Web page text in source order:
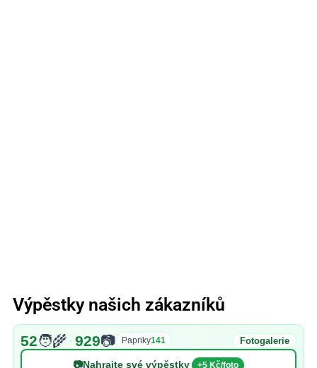
Výpěstky našich zákazníků
52🧑‍🌾 · 929📷 Papriky141
📷Nahrajte své výpěstky +5 Kč/foto
Fotogalerie